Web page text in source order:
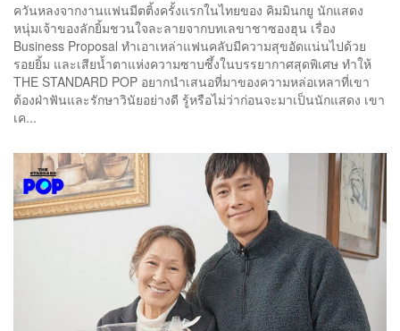
ควันหลงจากงานแฟนมีตติ้งครั้งแรกในไทยของ คิมมินกยู นักแสดง
หนุ่มเจ้าของลักยิ้มชวนใจละลายจากบทเลขาชาซองฮุน เรื่อง
Business Proposal ทำเอาเหล่าแฟนคลับมีความสุขอัดแน่นไปด้วย
รอยยิ้ม และเสียน้ำตาแห่งความซาบซึ้งในบรรยากาศสุดพิเศษ ทำให้
THE STANDARD POP อยากนำเสนอที่มาของความหล่อเหลาที่เขา
ต้องฝ่าฟันและรักษาวินัยอย่างดี รู้หรือไม่ว่าก่อนจะมาเป็นนักแสดง เขา
เค...